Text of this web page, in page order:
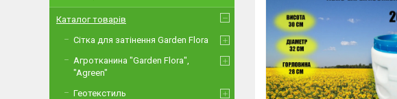
Каталог товарів
Сітка для затінення Garden Flora
Агротканина "Garden Flora",
"Agreen"
Геотекстиль